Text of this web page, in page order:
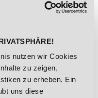
nutzen wir Cookies
zu zeigen,
zu erheben. Ein
uns diese
Lernerfolgskontrollen
Anmeldung über die
bis hin zum